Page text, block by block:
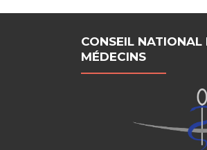
CONSEIL NATIONAL
MÉDECINS